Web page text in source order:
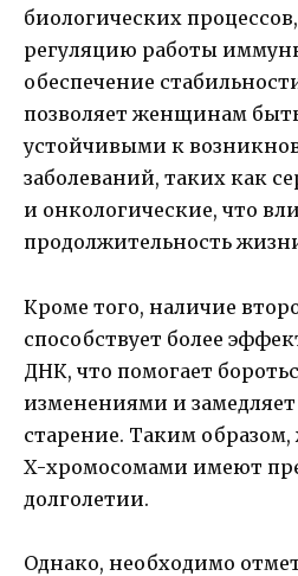
биологических
регуляцию работы
обеспечение
позволяет женщинам
устойчивыми к
заболеваний, таких как
и онкологические, что
продолжительность
Кроме того, наличие
способствует более
ДНК, что помогает
изменениями и
старение. Таким
Х-хромосомами имеют
долголетии.
Однако, необходимо